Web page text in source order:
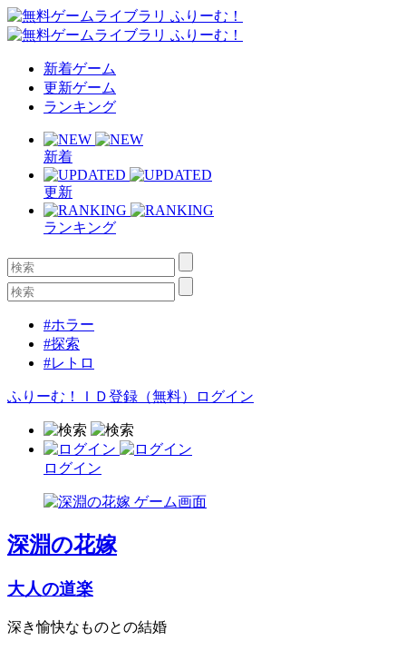
新着ゲーム
更新ゲーム
ランキング
新着
更新
ランキング
#ホラー
#探索
#レトロ
ふりーむ！ＩＤ登録（無料） ログイン
ログイン
深淵の花嫁
大人の道楽
深き愉快なものとの結婚